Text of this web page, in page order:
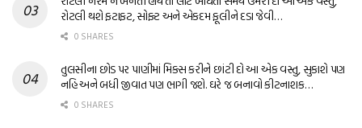
રોટલી થશે ફટાફટ, સોફ્ટ અને એકદમ ફૂલીને દડા જેવી…
0 SHARES
તુલસીના છોડ પર પાણીમાં મિક્સ કરીને છાંટી દો આ એક વસ્તુ, સુકાશે પણ
નહિ અને બધી જીવાત પણ ભાગી જશે. ઘરે જ બનાવો કીટનાશક…
0 SHARES